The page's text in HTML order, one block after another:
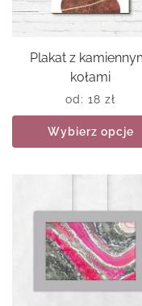
Plakat z
kołami
od: 18 zł
Wybierz opcje